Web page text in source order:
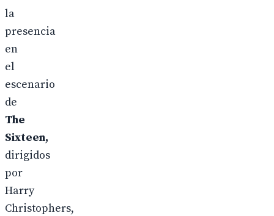
la
presencia
en
el
escenario
de
The
Sixteen,
dirigidos
por
Harry
Christophers,